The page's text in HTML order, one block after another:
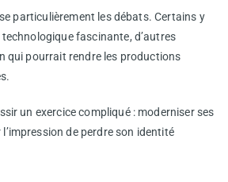
particulièrement les débats. Certains y
fascinante, d’autres
qui pourrait rendre les productions
un exercice compliqué : moderniser ses
de perdre son identité